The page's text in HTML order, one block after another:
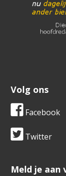
Volg ons
Facebook
Twitter
​​​​​​​Meld je aan